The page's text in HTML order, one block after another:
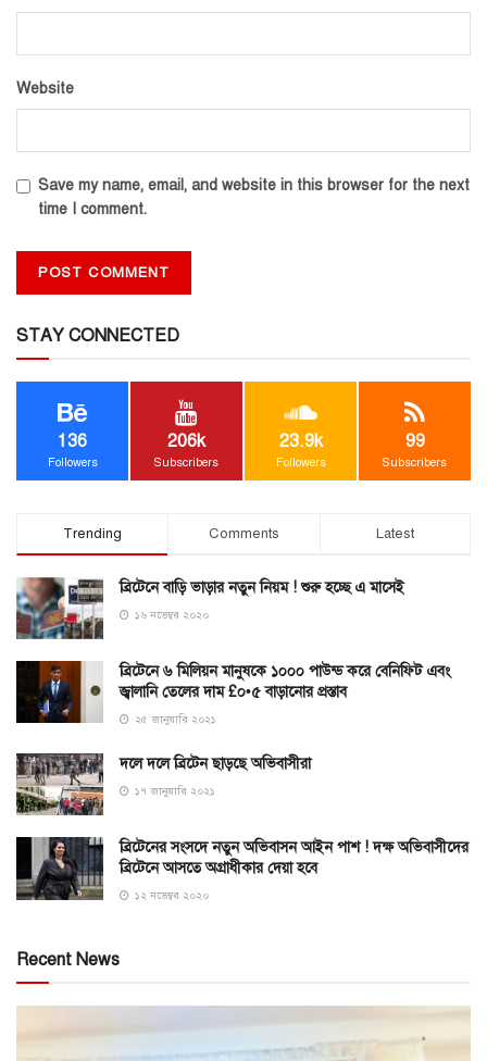
Website
Save my name, email, and website in this browser for the next
time I comment.
STAY CONNECTED
136
Followers
206k
Subscribers
23.9k
Followers
99
Subscribers
Trending Comments Latest
ব্রিটেনে বাড়ি ভাড়ার নতুন নিয়ম ! শুরু হচ্ছে এ মাসেই
১৬ নভেম্বর ২০২০
ব্রিটেনে ৬ মিলিয়ন মানুষকে ১০০০ পাউন্ড করে বেনিফিট এবং
জ্বালানি তেলের দাম £০•৫ বাড়ানোর প্রস্তাব
২৫ জানুয়ারি ২০২১
দলে দলে ব্রিটেন ছাড়ছে অভিবাসীরা
১৭ জানুয়ারি ২০২১
ব্রিটেনের সংসদে নতুন অভিবাসন আইন পাশ ! দক্ষ অভিবাসীদের
ব্রিটেনে আসতে অগ্রাধীকার দেয়া হবে
১২ নভেম্বর ২০২০
Recent News